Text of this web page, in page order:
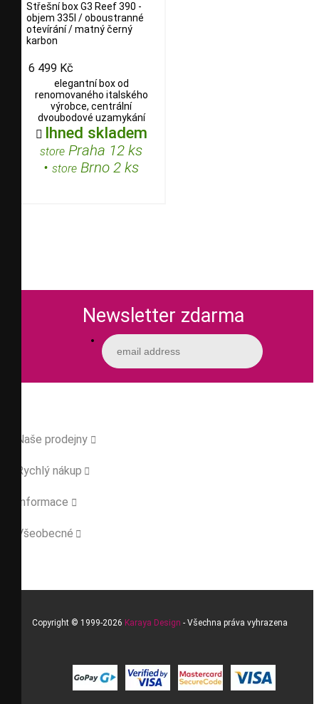
Střešní box G3 Reef 390 -
objem 335l / oboustranné
otevírání / matný černý
karbon
6 499 Kč
elegantní box od
renomovaného italského
výrobce, centrální
dvoubodové uzamykání
 Ihned skladem
store Praha 12 ks
• store Brno 2 ks
Newsletter zdarma
Naše prodejny 
Rychlý nákup 
Informace 
Všeobecné 
Copyright © 1999-2026 Karaya Design - Všechna práva vyhrazena